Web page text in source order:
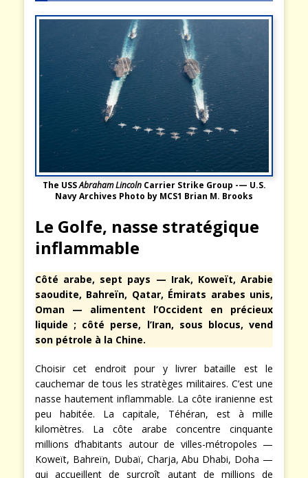
The USSAbraham LincolnCarrier Strike Group -— U.S.
Navy Archives Photo by MCS1 Brian M. Brooks
Le Golfe, nasse stratégique
inflammable
Côté arabe, sept pays — Irak, Koweït, Arabie
saoudite, Bahreïn, Qatar, Émirats arabes unis,
Oman — alimentent l’Occident en précieux
liquide ; côté perse, l’Iran, sous blocus, vend
son pétrole à la Chine.
Choisir cet endroit pour y livrer bataille est le
cauchemar de tous les stratèges militaires. C’est une
nasse hautement inflammable. La côte iranienne est
peu habitée. La capitale, Téhéran, est à mille
kilomètres. La côte arabe concentre cinquante
millions d’habitants autour de villes-métropoles —
Koweït, Bahreïn, Dubaï, Charja, Abu Dhabi, Doha —
qui accueillent de surcroît autant de millions de